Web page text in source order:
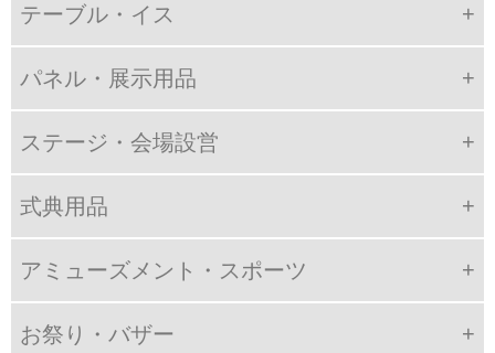
テーブル・イス
パネル・展示用品
ステージ・会場設営
式典用品
アミューズメント・スポーツ
お祭り・バザー